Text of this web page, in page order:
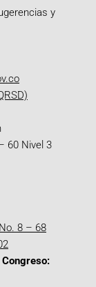
y
60 Nivel 3
8 – 68